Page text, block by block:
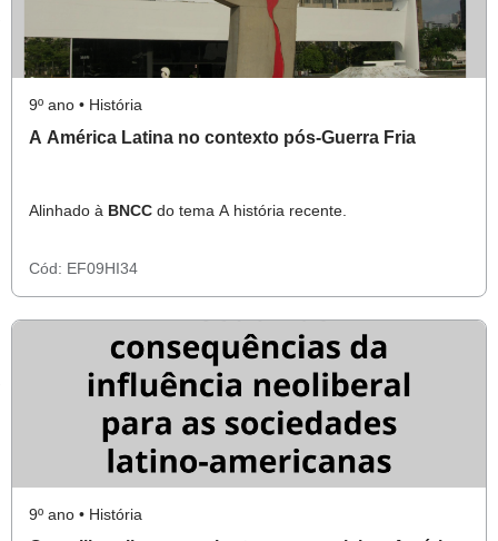
9º ano • História
A América Latina no contexto pós-Guerra Fria
Alinhado à BNCC do tema A história recente.
Cód: EF09HI34
9º ano • História